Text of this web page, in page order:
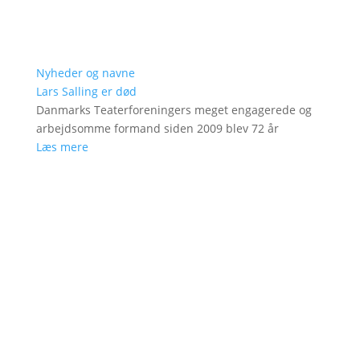
Nyheder og navne
Lars Salling er død
Danmarks Teaterforeningers meget engagerede og
arbejdsomme formand siden 2009 blev 72 år
Læs mere